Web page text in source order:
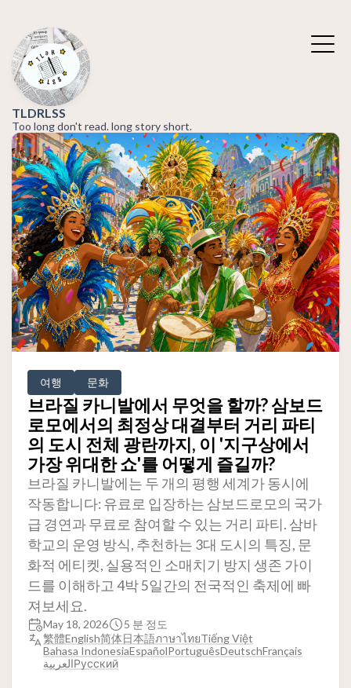
TLDRLSS
Too long don't read. long story short.
여행 문화
브라질 카니발에서 무엇을 할까? 삼보드
로모에서의 최정상 대결부터 거리 파티
의 도시 전체 광란까지, 이 '지구상에서
가장 위대한 쇼'를 어떻게 즐길까?
브라질 카니발에는 두 개의 평행 세계가 동시에
작동합니다: 유료로 입장하는 삼보드로모의 국가
급 경연과 무료로 참여할 수 있는 거리 파티. 삼바
학교의 운영 방식, 추천하는 3대 도시의 특징, 문
화적 에티켓, 실용적인 소매치기 방지 생존 가이
드를 이해하고 4박 5일간의 전국적인 축제에 빠
져보세요.
May 18, 2026
5 분 정도
繁體English简体日本語ภาษาไทยTiếng Việt
Bahasa IndonesiaEspañolPortuguêsDeutschFrançais
العربيةРусский